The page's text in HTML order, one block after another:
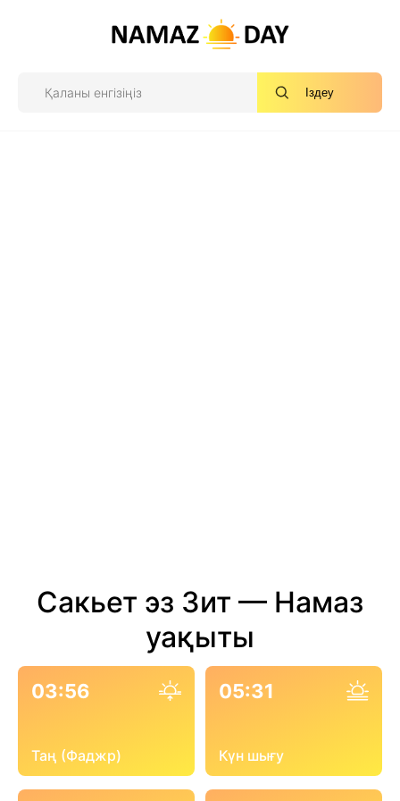
Іздеу
Сакьет эз Зит — Намаз
уақыты
03:56
Таң (Фаджр)
05:31
Күн шығу